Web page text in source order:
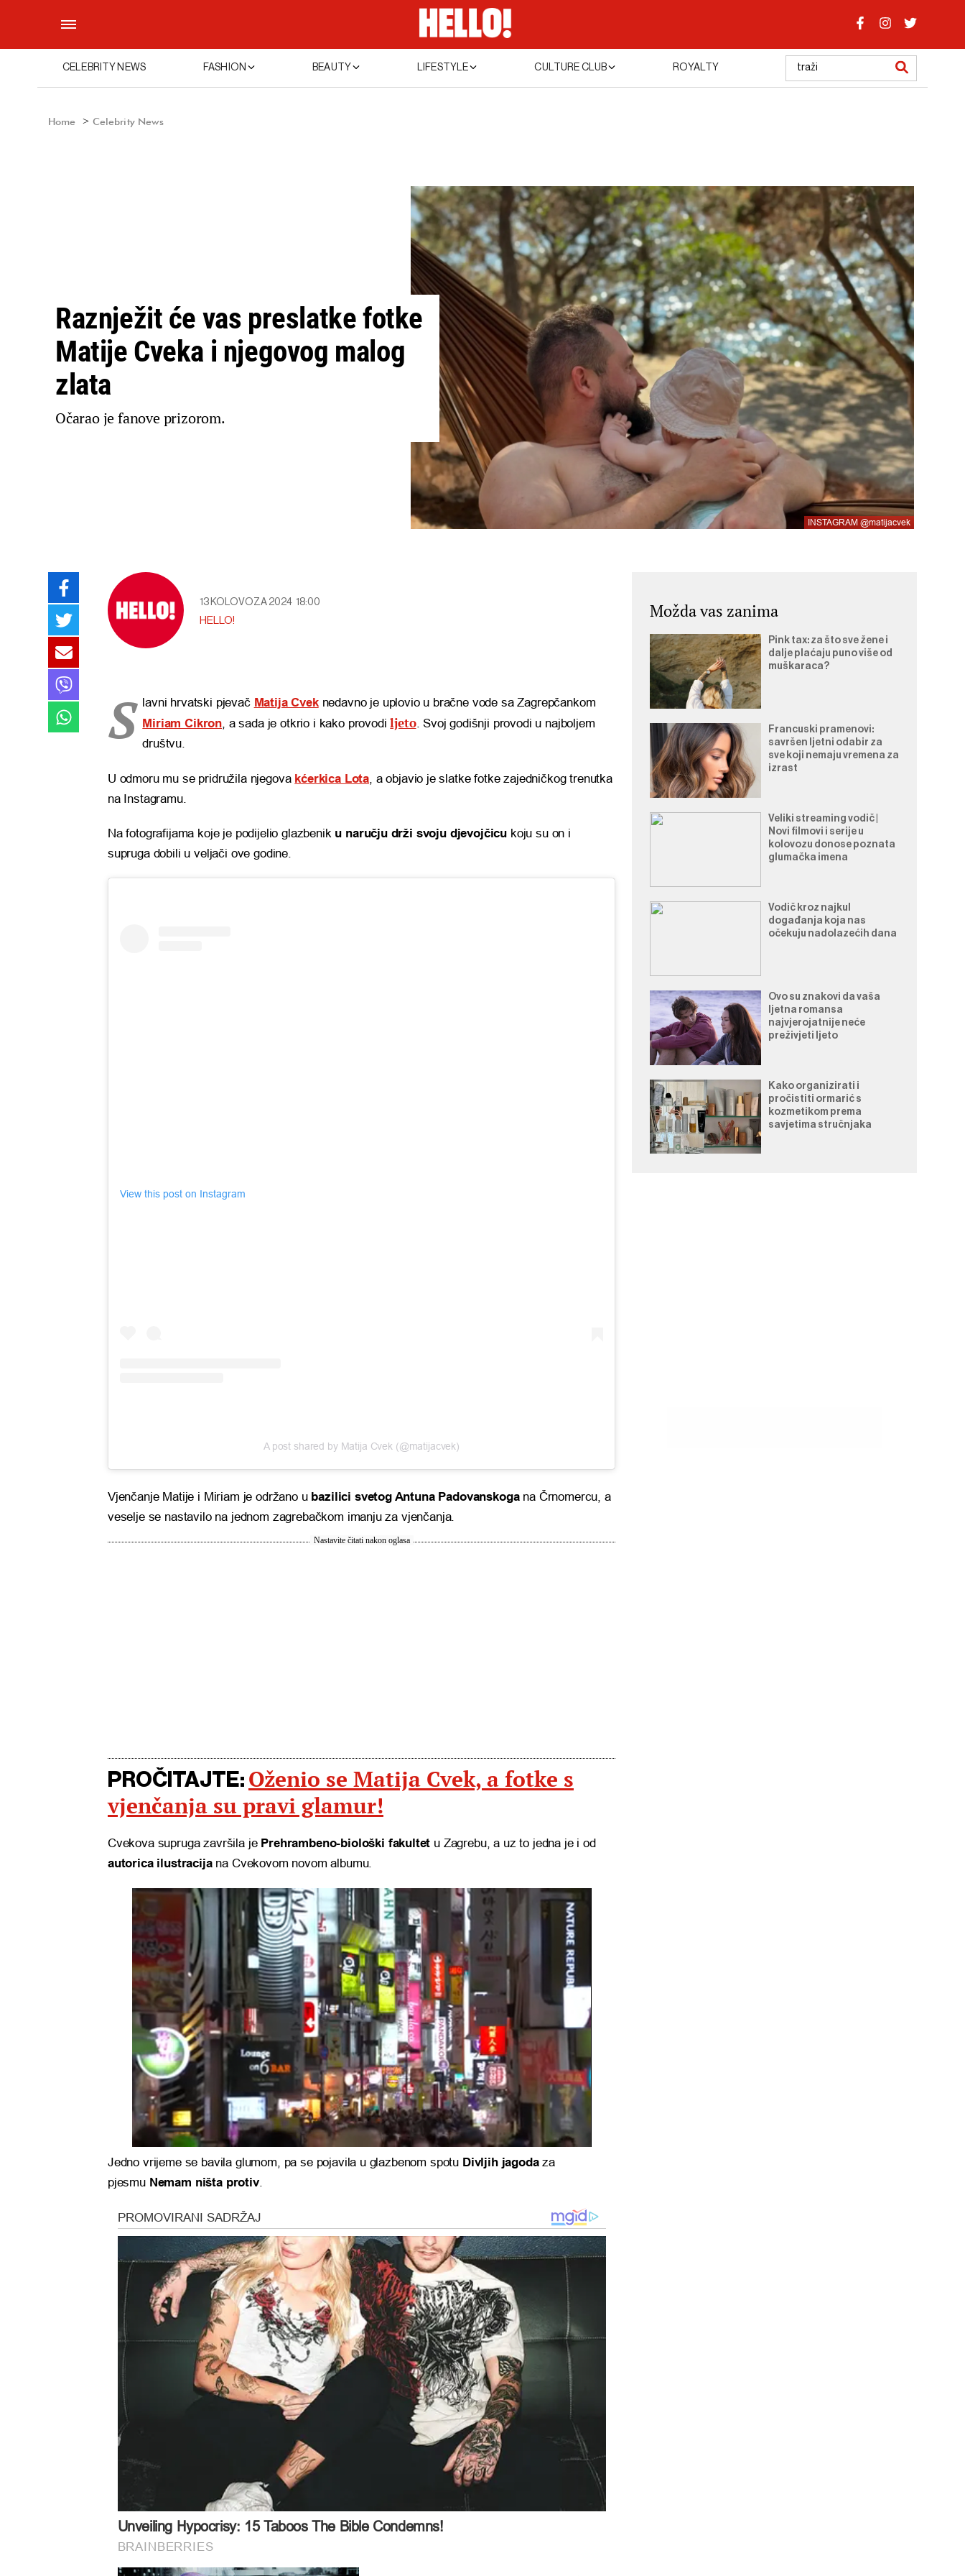
CELEBRITY NEWS FASHION BEAUTY LIFESTYLE CULTURE CLUB ROYALTY
Home Celebrity News
INSTAGRAM @matijacvek
Raznježit će vas preslatke fotke
Matije Cveka i njegovog malog
zlata
Očarao je fanove prizorom.
13 KOLOVOZA 2024 18:00
HELLO!
S lavni hrvatski pjevač Matija Cveknedavno je uplovio u bračne vode sa Zagrepčankom
Miriam Cikron, a sada je otkrio i kako provodiljeto. Svoj godišnji provodi u najboljem
društvu.
U odmoru mu se pridružila njegova kćerkica Lota, a objavio je slatke fotke zajedničkog trenutka
na Instagramu.
Na fotografijama koje je podijelio glazbenik u naručju drži svoju djevojčicu koju su on i
supruga dobili u veljači ove godine.
View this post on Instagram
A post shared by Matija Cvek (@matijacvek)
Vjenčanje Matije i Miriam je održano u bazilici svetog Antuna Padovanskogana Črnomercu, a
veselje se nastavilo na jednom zagrebačkom imanju za vjenčanja.
Nastavite čitati nakon oglasa
PROČITAJTE: Oženio se Matija Cvek, a fotke s
vjenčanja su pravi glamur!
Cvekova supruga završila jePrehrambeno-biološki fakultet u Zagrebu, a uz to jedna je i od
autorica ilustracijana Cvekovom novom albumu.
Jedno vrijeme se bavila glumom, pa se pojavila u glazbenom spotu Divljih jagodaza
pjesmu Nemam ništa protiv.
Možda vas zanima
Pink tax: za što sve žene i
dalje plaćaju puno više od
muškaraca?
Francuski pramenovi:
savršen ljetni odabir za
sve koji nemaju vremena za
izrast
Veliki streaming vodič |
Novi filmovi i serije u
kolovozu donose poznata
glumačka imena
Vodič kroz najkul
događanja koja nas
očekuju nadolazećih dana
Ovo su znakovi da vaša
ljetna romansa
najvjerojatnije neće
preživjeti ljeto
Kako organizirati i
pročistiti ormarić s
kozmetikom prema
savjetima stručnjaka